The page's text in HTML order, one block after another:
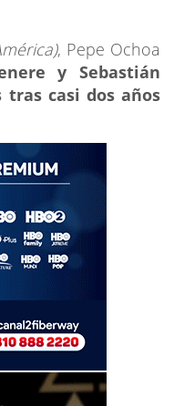
, Pepe Ochoa
y Sebastián
tras casi dos años